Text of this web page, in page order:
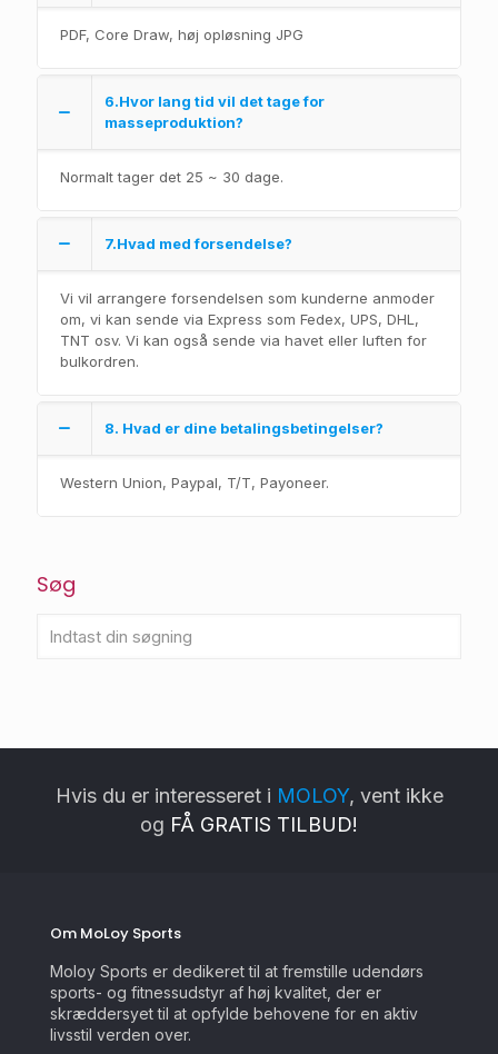
PDF, Core Draw, høj opløsning JPG
6.Hvor lang tid vil det tage for
masseproduktion?
Normalt tager det 25 ~ 30 dage.
7.Hvad med forsendelse?
Vi vil arrangere forsendelsen som kunderne anmoder
om, vi kan sende via Express som Fedex, UPS, DHL,
TNT osv. Vi kan også sende via havet eller luften for
bulkordren.
8. Hvad er dine betalingsbetingelser?
Western Union, Paypal, T/T, Payoneer.
Søg
Hvis du er interesseret i MOLOY, vent ikke
og FÅ GRATIS TILBUD!
Om MoLoy Sports
Moloy Sports er dedikeret til at fremstille udendørs
sports- og fitnessudstyr af høj kvalitet, der er
skræddersyet til at opfylde behovene for en aktiv
livsstil verden over.